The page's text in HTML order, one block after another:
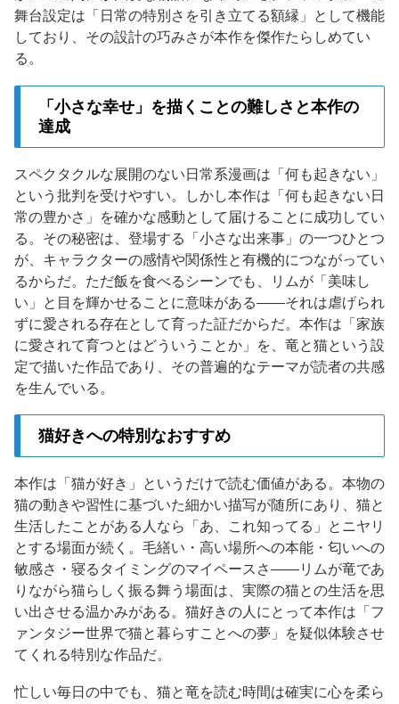
舞台設定は「日常の特別さを引き立てる額縁」として機能
しており、その設計の巧みさが本作を傑作たらしめてい
る。
「小さな幸せ」を描くことの難しさと本作の
達成
スペクタクルな展開のない日常系漫画は「何も起きない」
という批判を受けやすい。しかし本作は「何も起きない日
常の豊かさ」を確かな感動として届けることに成功してい
る。その秘密は、登場する「小さな出来事」の一つひとつ
が、キャラクターの感情や関係性と有機的につながってい
るからだ。ただ飯を食べるシーンでも、リムが「美味し
い」と目を輝かせることに意味がある——それは虐げられ
ずに愛される存在として育った証だからだ。本作は「家族
に愛されて育つとはどういうことか」を、竜と猫という設
定で描いた作品であり、その普遍的なテーマが読者の共感
を生んでいる。
猫好きへの特別なおすすめ
本作は「猫が好き」というだけで読む価値がある。本物の
猫の動きや習性に基づいた細かい描写が随所にあり、猫と
生活したことがある人なら「あ、これ知ってる」とニヤリ
とする場面が続く。毛繕い・高い場所への本能・匂いへの
敏感さ・寝るタイミングのマイペースさ——リムが竜であ
りながら猫らしく振る舞う場面は、実際の猫との生活を思
い出させる温かみがある。猫好きの人にとって本作は「フ
ァンタジー世界で猫と暮らすことへの夢」を疑似体験させ
てくれる特別な作品だ。
忙しい毎日の中でも、猫と竜を読む時間は確実に心を柔ら